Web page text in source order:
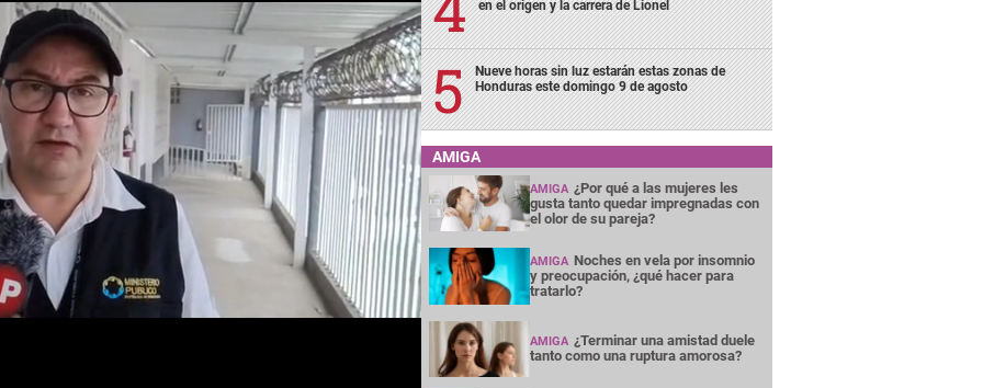
en el origen y la carrera de Lionel
Nueve horas sin luz estarán estas zonas de
Honduras este domingo 9 de agosto
AMIGA
AMIGA ¿Por qué a las mujeres les
gusta tanto quedar impregnadas con
el olor de su pareja?
AMIGA Noches en vela por insomnio
y preocupación, ¿qué hacer para
tratarlo?
AMIGA ¿Terminar una amistad duele
tanto como una ruptura amorosa?